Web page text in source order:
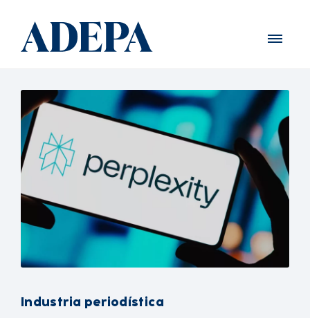
Industria periodística